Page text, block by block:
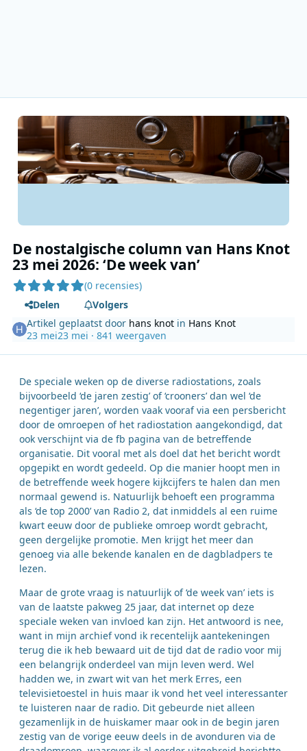
De nostalgische column van Hans Knot
23 mei 2026: ‘De week van’
(0 recensies)
Delen
Volgers
Artikel geplaatst door hans knot in Hans Knot
23 mei23 mei · 841 weergaven
De speciale weken op de diverse radiostations, zoals
bijvoorbeeld ‘de jaren zestig’ of ‘crooners’ dan wel ‘de
negentiger jaren’, worden vaak vooraf via een persbericht
door de omroepen of het radiostation aangekondigd, dat
ook verschijnt via de fb pagina van de betreffende
organisatie. Dit vooral met als doel dat het bericht wordt
opgepikt en wordt gedeeld. Op die manier hoopt men in
de betreffende week hogere kijkcijfers te halen dan men
normaal gewend is. Natuurlijk behoeft een programma
als ‘de top 2000’ van Radio 2, dat inmiddels al een ruime
kwart eeuw door de publieke omroep wordt gebracht,
geen dergelijke promotie. Men krijgt het meer dan
genoeg via alle bekende kanalen en de dagbladpers te
lezen.
Maar de grote vraag is natuurlijk of ‘de week van’ iets is
van de laatste pakweg 25 jaar, dat internet op deze
speciale weken van invloed kan zijn. Het antwoord is nee,
want in mijn archief vond ik recentelijk aantekeningen
terug die ik heb bewaard uit de tijd dat de radio voor mij
een belangrijk onderdeel van mijn leven werd. Wel
hadden we, in zwart wit van het merk Erres, een
televisietoestel in huis maar ik vond het veel interessanter
te luisteren naar de radio. Dit gebeurde niet alleen
gezamenlijk in de huiskamer maar ook in de begin jaren
zestig van de vorige eeuw deels in de avonduren via de